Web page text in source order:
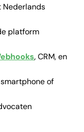
Nederlands
platform
, CRM, en
of